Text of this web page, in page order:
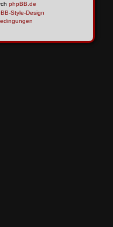
phpBB.de
Style-Design